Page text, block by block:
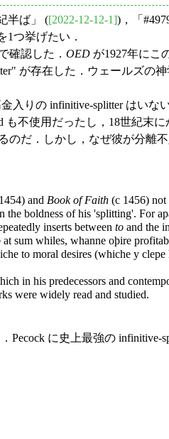
半ば」 ([2022-12-12-1])，「
1つ挙げたい．
確認した． OED が1927年にこ
存在した．ウェールズの神
りの infinitive-splitter はいな
も不使用だったし，18世紀末
のだ．しかし，なぜ彼が分離
and Book of Faith (c 1456) not
boldness of his 'splitting'. For
inserts between to and the
at sum whiles, whanne oþire
to moral desires (whiche y
in his predecessors and
were widely read and studied.
Pecock に史上最強の infinitive-